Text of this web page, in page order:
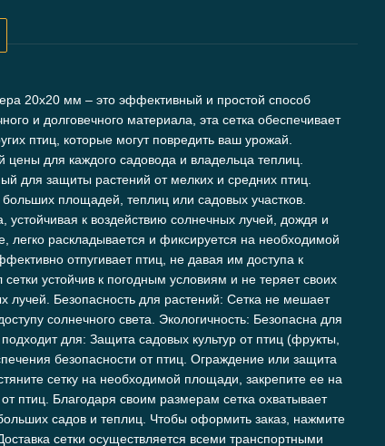
20x20 мм – это эффективный и простой способ
и долговечного материала, эта сетка обеспечивает
птиц, которые могут повредить ваш урожай.
цены для каждого садовода и владельца теплиц.
для защиты растений от мелких и средних птиц.
площадей, теплиц или садовых участков.
устойчивая к воздействию солнечных лучей, дождя и
легко раскладывается и фиксируется на необходимой
отпугивает птиц, не давая им доступа к
устойчив к погодным условиям и не теряет своих
лучей. Безопасность для растений: Сетка не мешает
солнечного света. Экологичность: Безопасна для
для: Защита садовых культур от птиц (фрукты,
безопасности от птиц. Ограждение или защита
сетку на необходимой площади, закрепите ее на
птиц. Благодаря своим размерам сетка охватывает
садов и теплиц. Чтобы оформить заказ, нажмите
сетки осуществляется всеми транспортными